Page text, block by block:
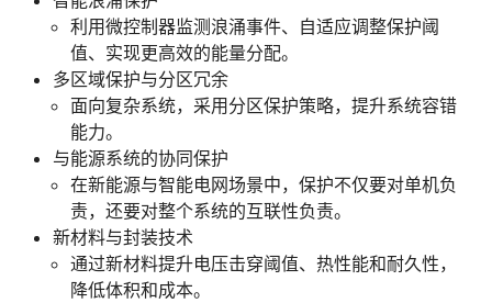
利用微控制器监测浪涌事件、自适应调整保护阈
值、实现更高效的能量分配。
多区域保护与分区冗余
面向复杂系统，采用分区保护策略，提升系统容错
能力。
与能源系统的协同保护
在新能源与智能电网场景中，保护不仅要对单机负
责，还要对整个系统的互联性负责。
新材料与封装技术
通过新材料提升电压击穿阈值、热性能和耐久性，
降低体积和成本。